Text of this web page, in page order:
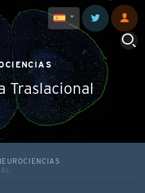
Traslacional